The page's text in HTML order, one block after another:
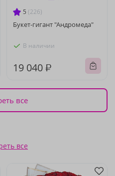
5 (226)
Букет-гигант "Андромеда"
В наличии
19 040 ₽
все
все